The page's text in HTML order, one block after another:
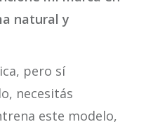
natural y
pero sí
necesitás
este modelo,